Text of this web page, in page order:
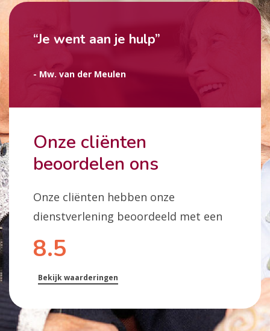
Onze cliënten
beoordelen ons
Onze cliënten hebben onze
dienstverlening beoordeeld met een
8.5
Bekijk waarderingen
“Je went aan je hulp”
- Mw. van der Meulen